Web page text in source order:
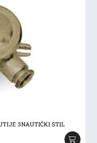
3NAUTIČKI STIL